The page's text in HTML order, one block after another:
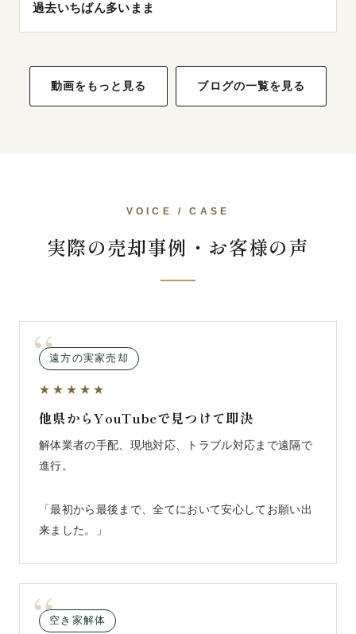
過去いちばん多いまま
動画をもっと見る ブログの一覧を見る
VOICE / CASE
実際の売却事例・お客様の声
遠方の実家売却
★★★★★
他県からYouTubeで見つけて即決
解体業者の手配、現地対応、トラブル対応まで遠隔で
進行。
「最初から最後まで、全てにおいて安心してお願い出
来ました。」
空き家解体